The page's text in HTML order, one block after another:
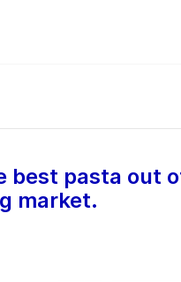
best pasta out
market.